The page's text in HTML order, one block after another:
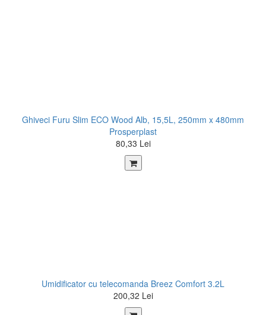
Ghiveci Furu Slim ECO Wood Alb, 15,5L, 250mm x 480mm
Prosperplast
80,33 Lei
Umidificator cu telecomanda Breez Comfort 3.2L
200,32 Lei